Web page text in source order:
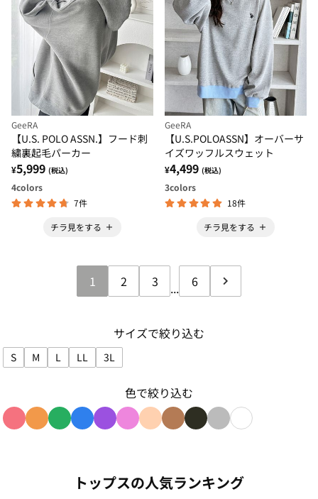
GeeRA
【U.S. POLO ASSN.】フード刺
繍裏起毛パーカー
¥5,999 (税込)
4colors
7件
チラ見をする
GeeRA
【U.S.POLOASSN】オーバーサ
イズワッフルスウェット
¥4,499 (税込)
3colors
18件
チラ見をする
1 2 3 ... 6
サイズで絞り込む
S
サイズで絞り込み: S
M
サイズで絞り込み: M
L
サイズで絞り込み: L
LL
サイズで絞り込み: LL
3L
サイズで絞り込み: 3L
色で絞り込む
トップスの人気ランキング